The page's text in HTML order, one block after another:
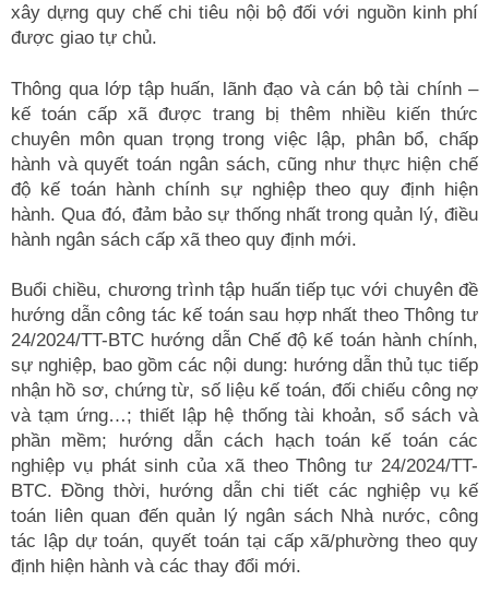
xây dựng quy chế chi tiêu nội bộ đối với nguồn kinh phí
được giao tự chủ.
Thông qua lớp tập huấn, lãnh đạo và cán bộ tài chính –
kế toán cấp xã được trang bị thêm nhiều kiến thức
chuyên môn quan trọng trong việc lập, phân bổ, chấp
hành và quyết toán ngân sách, cũng như thực hiện chế
độ kế toán hành chính sự nghiệp theo quy định hiện
hành. Qua đó, đảm bảo sự thống nhất trong quản lý, điều
hành ngân sách cấp xã theo quy định mới.
Buổi chiều, chương trình tập huấn tiếp tục với chuyên đề
hướng dẫn công tác kế toán sau hợp nhất theo Thông tư
24/2024/TT-BTC hướng dẫn Chế độ kế toán hành chính,
sự nghiệp, bao gồm các nội dung: hướng dẫn thủ tục tiếp
nhận hồ sơ, chứng từ, số liệu kế toán, đối chiếu công nợ
và tạm ứng…; thiết lập hệ thống tài khoản, sổ sách và
phần mềm; hướng dẫn cách hạch toán kế toán các
nghiệp vụ phát sinh của xã theo Thông tư 24/2024/TT-
BTC. Đồng thời, hướng dẫn chi tiết các nghiệp vụ kế
toán liên quan đến quản lý ngân sách Nhà nước, công
tác lập dự toán, quyết toán tại cấp xã/phường theo quy
định hiện hành và các thay đổi mới.